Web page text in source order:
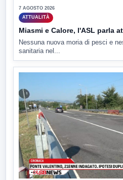
7 AGOSTO 2026
ATTUALITÀ
Miasmi e Calore, l'ASL parla
Nessuna nuova moria di pesci e
sanitaria nel...